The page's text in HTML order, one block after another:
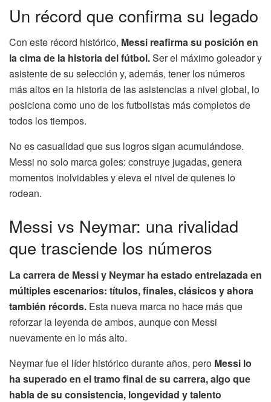
Un récord que confirma su legado
Con este récord histórico, Messi reafirma su posición en
la cima de la historia del fútbol.Ser el máximo goleador y
asistente de su selección y, además, tener los números
más altos en la historia de las asistencias a nivel global, lo
posiciona como uno de los futbolistas más completos de
todos los tiempos.
No es casualidad que sus logros sigan acumulándose.
Messi no solo marca goles: construye jugadas, genera
momentos inolvidables y eleva el nivel de quienes lo
rodean.
Messi vs Neymar: una rivalidad
que trasciende los números
La carrera de Messi y Neymar ha estado entrelazada en
múltiples escenarios: títulos, finales, clásicos y ahora
también récords. Esta nueva marca no hace más que
reforzar la leyenda de ambos, aunque con Messi
nuevamente en lo más alto.
Neymar fue el líder histórico durante años, pero Messi lo
ha superado en el tramo final de su carrera, algo que
habla de su consistencia, longevidad y talento